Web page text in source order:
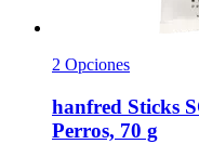
2 Opciones
hanfred Sticks
Perros, 70 g